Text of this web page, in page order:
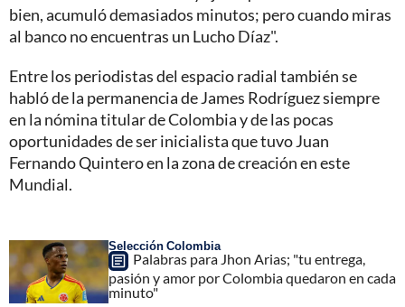
bien, acumuló demasiados minutos; pero cuando miras
al banco no encuentras un Lucho Díaz".
Entre los periodistas del espacio radial también se
habló de la permanencia de James Rodríguez siempre
en la nómina titular de Colombia y de las pocas
oportunidades de ser inicialista que tuvo Juan
Fernando Quintero en la zona de creación en este
Mundial.
Selección Colombia
Palabras para Jhon Arias; "tu entrega,
pasión y amor por Colombia quedaron en cada
minuto"